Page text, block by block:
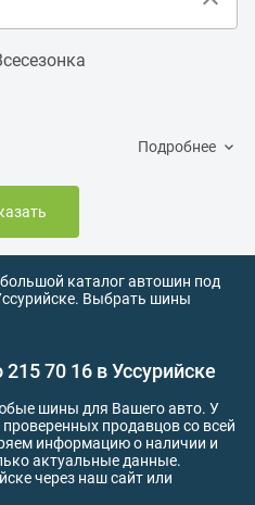
Подробнее
каталог автошин под
Выбрать шины
70 16 в Уссурийске
шины для Вашего авто. У
продавцов со всей
информацию о наличии и
актуальные данные.
через наш сайт или